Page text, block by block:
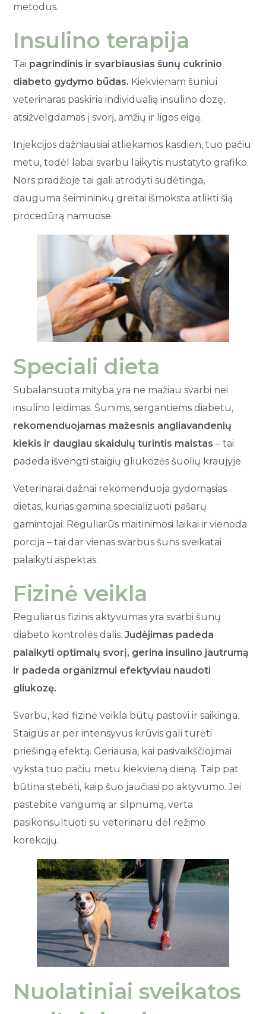
metodus.
Insulino terapija
Tai pagrindinis ir svarbiausias šunų cukrinio
diabeto gydymo būdas. Kiekvienam šuniui
veterinaras paskiria individualią insulino dozę,
atsižvelgdamas į svorį, amžių ir ligos eigą.
Injekcijos dažniausiai atliekamos kasdien, tuo pačiu
metu, todėl labai svarbu laikytis nustatyto grafiko.
Nors pradžioje tai gali atrodyti sudėtinga,
dauguma šeimininkų greitai išmoksta atlikti šią
procedūrą namuose.
Speciali dieta
Subalansuota mityba yra ne mažiau svarbi nei
insulino leidimas. Šunims, sergantiems diabetu,
rekomenduojamas mažesnis angliavandenių
kiekis ir daugiau skaidulų turintis maistas – tai
padeda išvengti staigių gliukozės šuolių kraujyje.
Veterinarai dažnai rekomenduoja gydomąsias
dietas, kurias gamina specializuoti pašarų
gamintojai. Reguliarūs maitinimosi laikai ir vienoda
porcija – tai dar vienas svarbus šuns sveikatai
palaikyti aspektas.
Fizinė veikla
Reguliarus fizinis aktyvumas yra svarbi šunų
diabeto kontrolės dalis.Judėjimas padeda
palaikyti optimalų svorį, gerina insulino jautrumą
ir padeda organizmui efektyviau naudoti
gliukozę.
Svarbu, kad fizinė veikla būtų pastovi ir saikinga.
Staigus ar per intensyvus krūvis gali turėti
priešingą efektą. Geriausia, kai pasivaikščiojimai
vyksta tuo pačiu metu kiekvieną dieną. Taip pat
būtina stebėti, kaip šuo jaučiasi po aktyvumo. Jei
pastebite vangumą ar silpnumą, verta
pasikonsultuoti su veterinaru dėl režimo
korekcijų.
Nuolatiniai sveikatos